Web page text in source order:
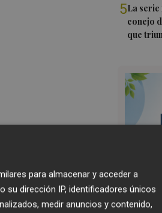
5La
conejo
que
para almacenar y acceder a
dirección IP, identificadores únicos
medir anuncios y contenido,